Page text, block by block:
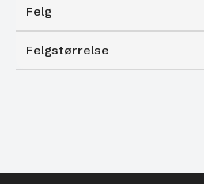
Felg
Felgstørrelse